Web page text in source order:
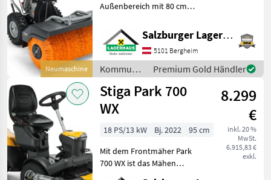
Neumaschine
Außenbereich mit 80 cm
und leistungsstarken
Motor. Leistungsquelle:
Benzin 4-Takt Leistung: 4.4
kW Motormodell: SM70
Salzburger Lagerhaus-Technik
5101 Bergheim
Kommunalgeräte
/ Stiga
Premium Gold Händler
Stiga Park 700
WX
8.299
€
inkl. 20 %
MwSt.
6.915,83 €
exkl.
18 PS/13 kW Bj. 2022
95 cm
Mit dem Frontmäher Park
700 WX ist das Mähen
immer leicht gemacht –